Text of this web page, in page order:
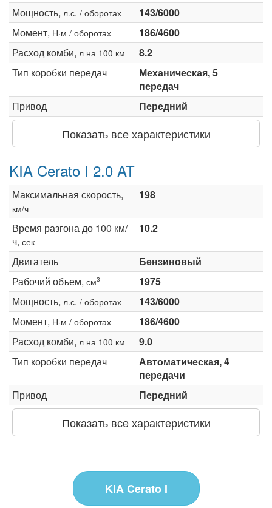
Мощность, л.с. / оборотах
143/6000
Момент, Н·м / оборотах
186/4600
Расход комби, л на 100 км
8.2
Тип коробки передач
Механическая, 5
передач
Привод
Передний
Показать все характеристики
KIA Cerato I 2.0 AT
Максимальная скорость,
км/ч
198
Время разгона до 100 км/
ч, сек
10.2
Двигатель
Бензиновый
Рабочий объем, см3
1975
Мощность, л.с. / оборотах
143/6000
Момент, Н·м / оборотах
186/4600
Расход комби, л на 100 км
9.0
Тип коробки передач
Автоматическая, 4
передачи
Привод
Передний
Показать все характеристики
KIA Cerato I